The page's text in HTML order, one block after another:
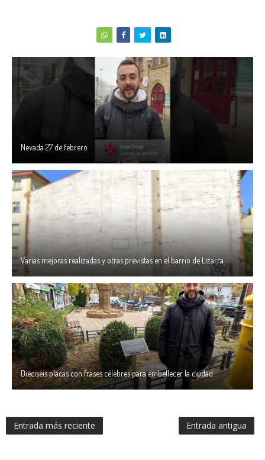
Nevada 27 de febrero
Varias mejoras realizadas y otras previstas en el barrio de Lizarra
Dieciséis placas con frases célebres para embellecer la ciudad
Entrada más reciente Entrada antigua